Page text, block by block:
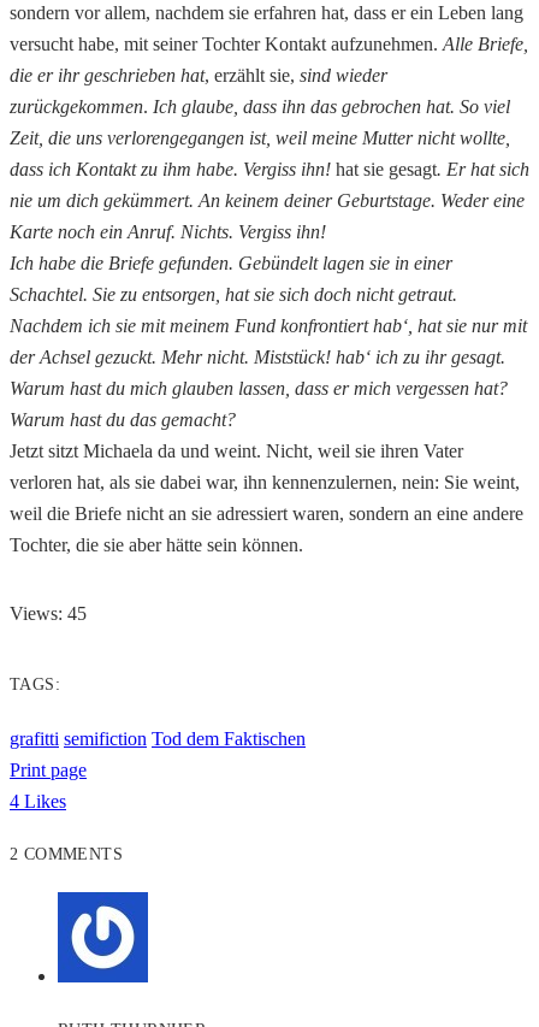
sondern vor allem, nachdem sie erfahren hat, dass er ein Leben lang
versucht habe, mit seiner Tochter Kontakt aufzunehmen. Alle Briefe,
die er ihr geschrieben hat, erzählt sie, sind wieder
zurückgekommen. Ich glaube, dass ihn das gebrochen hat. So viel
Zeit, die uns verlorengegangen ist, weil meine Mutter nicht wollte,
dass ich Kontakt zu ihm habe. Vergiss ihn! hat sie gesagt. Er hat sich
nie um dich gekümmert. An keinem deiner Geburtstage. Weder eine
Karte noch ein Anruf. Nichts. Vergiss ihn!
Ich habe die Briefe gefunden. Gebündelt lagen sie in einer
Schachtel. Sie zu entsorgen, hat sie sich doch nicht getraut.
Nachdem ich sie mit meinem Fund konfrontiert hab‘, hat sie nur mit
der Achsel gezuckt. Mehr nicht. Miststück! hab‘ ich zu ihr gesagt.
Warum hast du mich glauben lassen, dass er mich vergessen hat?
Warum hast du das gemacht?
Jetzt sitzt Michaela da und weint. Nicht, weil sie ihren Vater
verloren hat, als sie dabei war, ihn kennenzulernen, nein: Sie weint,
weil die Briefe nicht an sie adressiert waren, sondern an eine andere
Tochter, die sie aber hätte sein können.
Views: 45
TAGS:
grafitti semifiction Tod dem Faktischen
Print page
4 Likes
2 COMMENTS